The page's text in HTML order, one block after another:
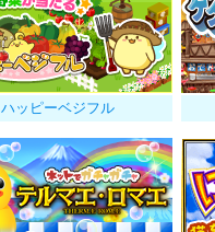
ハッピーベジフル